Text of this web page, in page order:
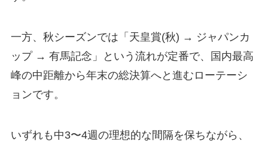
一方、秋シーズンでは「天皇賞(秋) → ジャパンカ
ップ → 有馬記念」という流れが定番で、国内最高
峰の中距離から年末の総決算へと進むローテーシ
ョンです。
いずれも中3〜4週の理想的な間隔を保ちながら、